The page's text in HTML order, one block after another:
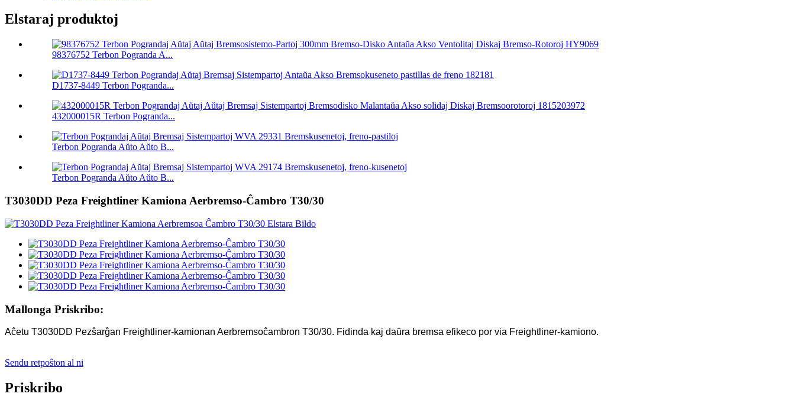
Elstaraj produktoj
98376752 Terbon Pogranda A...
D1737-8449 Terbon Pogranda...
432000015R Terbon Pogranda...
Terbon Pogranda Aŭto Aŭto B...
Terbon Pogranda Aŭto Aŭto B...
T3030DD Peza Freightliner Kamiona Aerbremso-Ĉambro T30/30
Mallonga Priskribo:
Aĉetu T3030DD Pezŝarĝan Freightliner-kamionan Aerbremsoĉambron T30/30. Fidinda kaj daŭra bremsa efikeco por via Freightliner-kamiono.
Sendu retpoŝton al ni
Priskribo